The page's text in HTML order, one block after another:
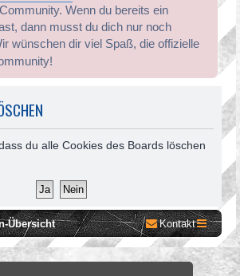
Wenn du bereits ein
dann musst du dich nur noch
wünschen dir viel Spaß, die offizielle
du alle Cookies des Boards löschen
Übersicht Kontakt